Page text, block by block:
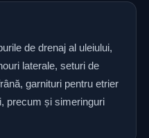
de drenaj al uleiului,
laterale, seturi de
garnituri pentru etrier
precum și simeringuri